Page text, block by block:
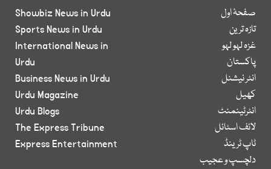
صفحۂ اول
تازہ ترین
غزہ لہو لہو
پاکستان
انٹر نیشنل
کھیل
انٹرٹینمنٹ
لائف اسٹائل
ٹاپ ٹرینڈ
دلچسپ و عجیب
Showbiz News in Urdu
Sports News in Urdu
International News in
Urdu
Business News in Urdu
Urdu Magazine
Urdu Blogs
The Express Tribune
Express Entertainment